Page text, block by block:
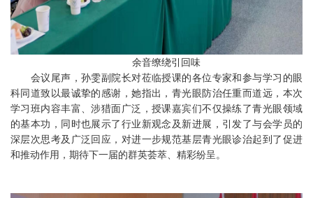
余音缭绕引回味
会议尾声，孙雯副院长对莅临授课的各位专家和参与学习的眼
科同道致以最诚挚的感谢，她指出，青光眼防治任重而道远，本次
学习班内容丰富、涉猎面广泛，授课嘉宾们不仅操练了青光眼领域
的基本功，同时也展示了行业新观念及新进展，引发了与会学员的
深层次思考及广泛回应，对进一步规范基层青光眼诊治起到了促进
和推动作用，期待下一届的群英荟萃、精彩纷呈。